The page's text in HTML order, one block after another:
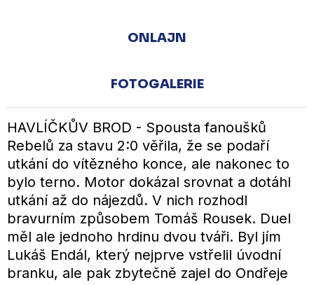
ONLAJN
FOTOGALERIE
HAVLÍČKŮV BROD - Spousta fanoušků
Rebelů za stavu 2:0 věřila, že se podaří
utkání do vítězného konce, ale nakonec to
bylo terno. Motor dokázal srovnat a dotáhl
utkání až do nájezdů. V nich rozhodl
bravurním způsobem Tomáš Rousek. Duel
měl ale jednoho hrdinu dvou tváři. Byl jím
Lukáš Endál, který nejprve vstřelil úvodní
branku, ale pak zbytečně zajel do Ondřeje